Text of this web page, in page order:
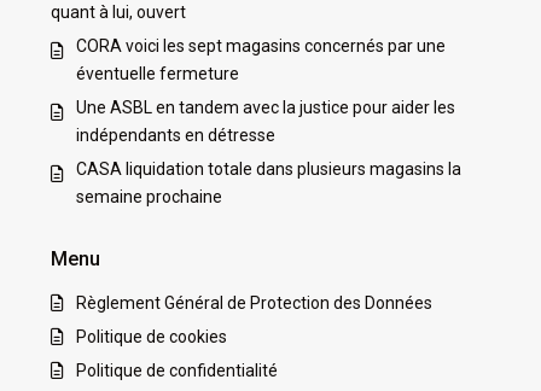
quant à lui, ouvert
CORA voici les sept magasins concernés par une
éventuelle fermeture
Une ASBL en tandem avec la justice pour aider les
indépendants en détresse
CASA liquidation totale dans plusieurs magasins la
semaine prochaine
Menu
Règlement Général de Protection des Données
Politique de cookies
Politique de confidentialité